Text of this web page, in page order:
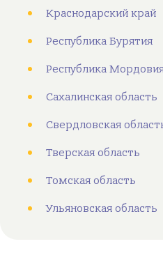
Краснодарский край
Республика Бурятия
Республика
Сахалинская область
Свердловская
Тверская область
Томская область
Ульяновская область